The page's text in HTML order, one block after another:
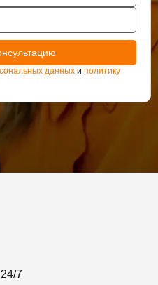
данных и политику
7